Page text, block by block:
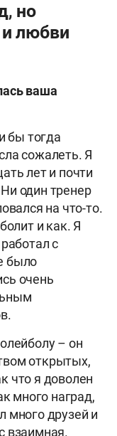
но
и любви
ваша
бы тогда
сожалеть. Я
лет и почти
один тренер
на что-то.
и как. Я
с
было
очень
– он
открытых,
что я доволен
много наград,
много друзей и
взаимная.